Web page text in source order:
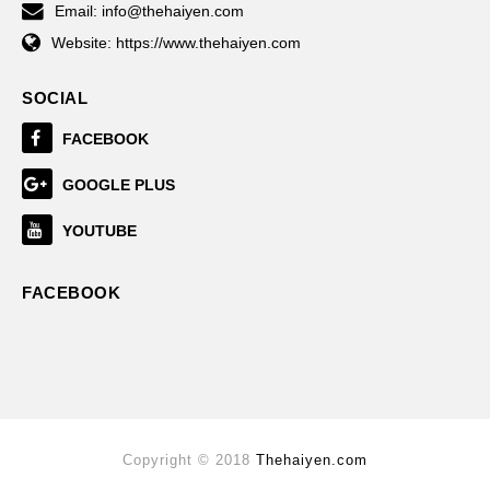
Email: info@thehaiyen.com
Website: https://www.thehaiyen.com
SOCIAL
FACEBOOK
GOOGLE PLUS
YOUTUBE
FACEBOOK
Copyright © 2018 Thehaiyen.com